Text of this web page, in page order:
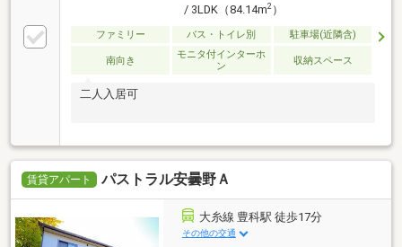
/ 3LDK（84.14m2）
ファミリー バス・トイレ別 駐車場(近隣含)
南向き
モニタ付インターホ
ン
収納スペース
二人入居可
賃貸アパート パストラル安曇野Ａ
大糸線 豊科駅 徒歩17分
その他の交通